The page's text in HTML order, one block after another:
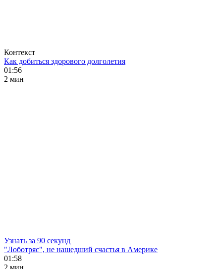
Контекст
Как добиться здорового долголетия
01:56
2 мин
Узнать за 90 секунд
"Лоботряс", не нашедший счастья в Америке
01:58
2 мин